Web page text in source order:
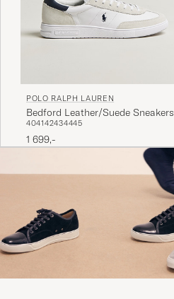
POLO RALPH LAUREN
Bedford Leather/Suede Sneakers
Multi
404142434445
1 699,-